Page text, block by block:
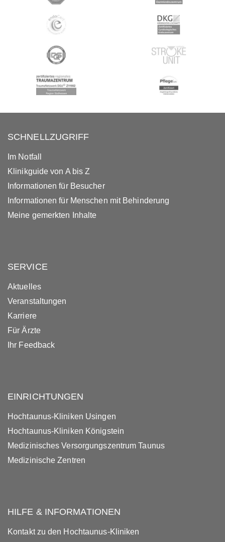
SCHNELLZUGRIFF
Im Notfall
Klinikguide von A bis Z
Informationen für Besucher
Informationen für Menschen mit Behinderung
Meine gemerkten Inhalte
SERVICE
Aktuelles
Veranstaltungen
Karriere
Für Ärzte
Ihr Feedback
EINRICHTUNGEN
Hochtaunus-Kliniken Usingen
Hochtaunus-Kliniken Königstein
Medizinisches Versorgungszentrum Taunus
Medizinische Zentren
HILFE & INFORMATIONEN
Kontakt zu den Hochtaunus-Kliniken